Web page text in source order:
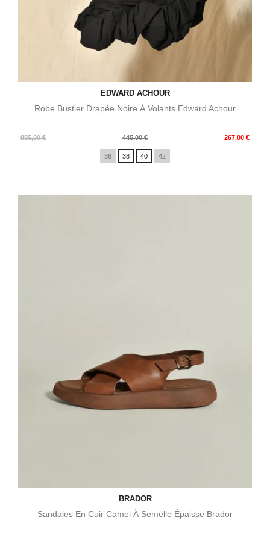
EDWARD ACHOUR
Robe Bustier Drapée Noire À Volants Edward Achour
885,00 €
Prix
445,00 € 267,00 €
Prix
36 38 40 42
BRADOR
Sandales En Cuir Camel À Semelle Épaisse Brador